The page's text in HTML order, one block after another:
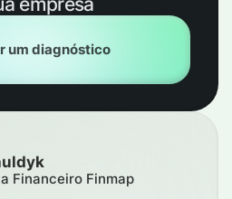
um diagnóstico
Financeiro Finmap